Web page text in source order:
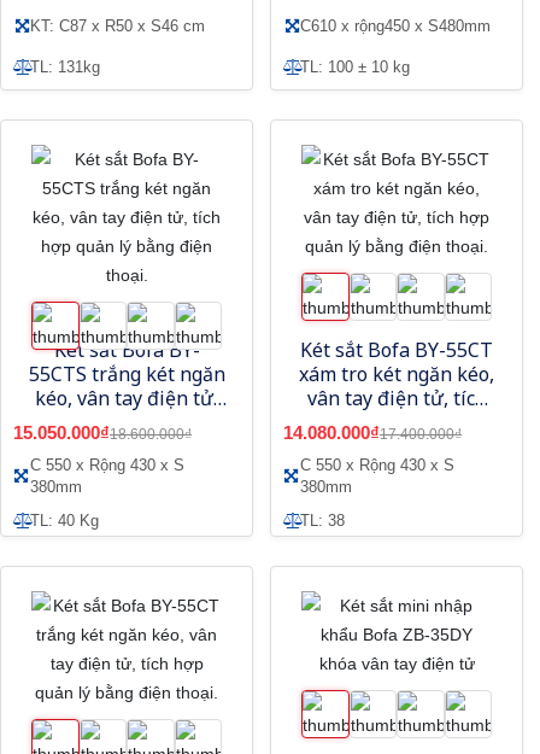
KT: C87 x R50 x S46 cm
TL: 131kg
C610 x rộng450 x S480mm
TL: 100 ± 10 kg
Két sắt Bofa BY-
55CTS trắng két ngăn
kéo, vân tay điện tử,
tích hợp quản lý bằng
điện thoại.
15.050.000₫18.600.000₫
C 550 x Rộng 430 x S
380mm
TL: 40 Kg
Két sắt Bofa BY-55CT
xám tro két ngăn kéo,
vân tay điện tử, tích
hợp quản lý bằng
điện thoại.
14.080.000₫17.400.000₫
C 550 x Rộng 430 x S
380mm
TL: 38